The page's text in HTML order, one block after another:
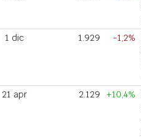
1 dic 1.929 -1,2%
21 apr 2.129 +10,4%